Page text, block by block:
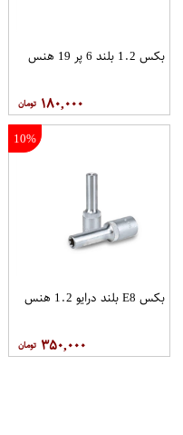
بکس 1.2 بلند 6 پر 19 هنس
۱۸۰,۰۰۰
10%
بکس E8 بلند درایو 1.2 هنس
۳۵۰,۰۰۰